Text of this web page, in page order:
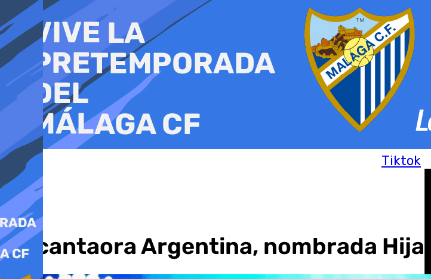
al
contenido
Tiktok
La cantaora Argentina, nombrada